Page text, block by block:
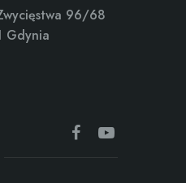
96/68
Gdynia